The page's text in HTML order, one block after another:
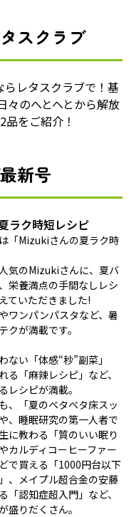
スクラブ
レタスクラブで！基
々のへとへとから解放
をご紹介！
新号
ラク時短レシピ
「Mizukiさんの夏ラク時
気のMizukiさんに、夏バ
栄養満点の手間なしレシ
ていただきました!
ワンパンパスタなど、暑
クが満載です。
ない「体感“秒”副菜」
る「麻辣レシピ」など、
レシピが満載。
、「夏のベタベタ床スッ
、睡眠研究の第一人者で
に教わる「質のいい眠り
カルディコーヒーファー
で買える「1000円台以下
、メイプル超合金の安藤
「認知症超入門」など、
盛りだくさん。